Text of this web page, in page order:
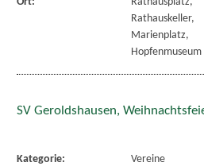
Rathauskeller,
Marienplatz,
Hopfenmuseum
SV Geroldshausen,
Kategorie:
Vereine